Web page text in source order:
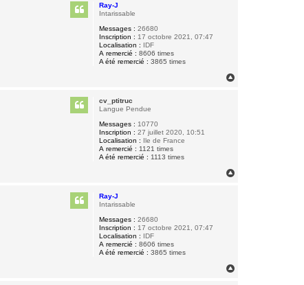
Ray-J
Intarissable
Messages : 26680
Inscription : 17 octobre 2021, 07:47
Localisation : IDF
A remercié : 8606 times
A été remercié : 3865 times
cv_ptitruc
Langue Pendue
Messages : 10770
Inscription : 27 juillet 2020, 10:51
Localisation : Ile de France
A remercié : 1121 times
A été remercié : 1113 times
Ray-J
Intarissable
Messages : 26680
Inscription : 17 octobre 2021, 07:47
Localisation : IDF
A remercié : 8606 times
A été remercié : 3865 times